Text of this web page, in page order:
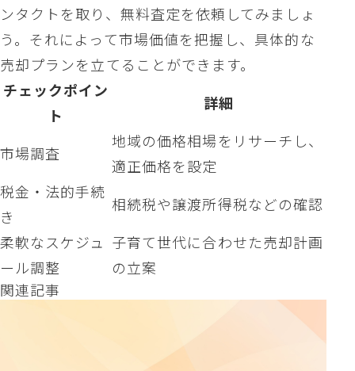
ンタクトを取り、無料査定を依頼してみましょ
う。それによって市場価値を把握し、具体的な
売却プランを立てることができます。
チェックポイン
ト
詳細
市場調査
地域の価格相場をリサーチし、
適正価格を設定
税金・法的手続
き
相続税や譲渡所得税などの確認
柔軟なスケジュ
ール調整
子育て世代に合わせた売却計画
の立案
関連記事